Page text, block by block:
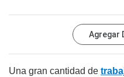
Agregar
Una gran cantidad de